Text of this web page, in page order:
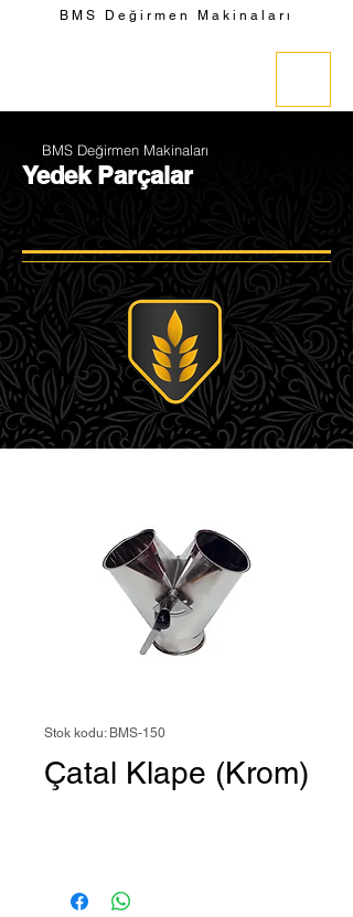
BMS Değirmen Makinaları
BMS Değirmen Makinaları
Yedek Parçalar
Stok kodu: BMS-150
Çatal Klape (Krom)